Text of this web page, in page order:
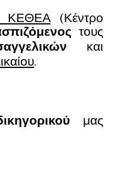
ΚΕΘΕΑ(Κέντρο
τους
και
.
μας